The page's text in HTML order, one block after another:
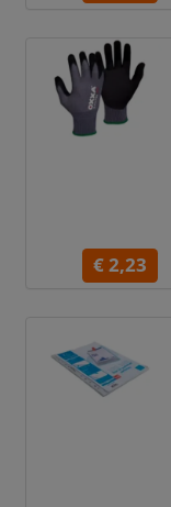
€ 2,23